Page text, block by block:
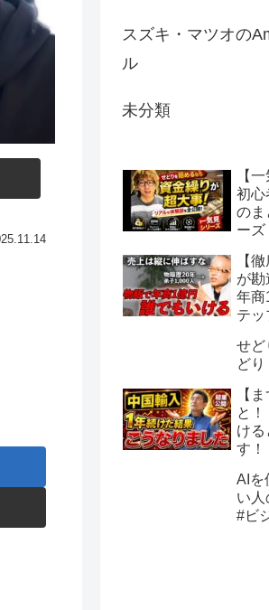
スズキ・マツオの
ル
未分類
【
初心
のま
ーズ
【
が
年商
テッ
せど
どり
【
と
ける
す！
AIを
い人
#ビ